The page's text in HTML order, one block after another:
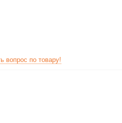
вопрос по товару!